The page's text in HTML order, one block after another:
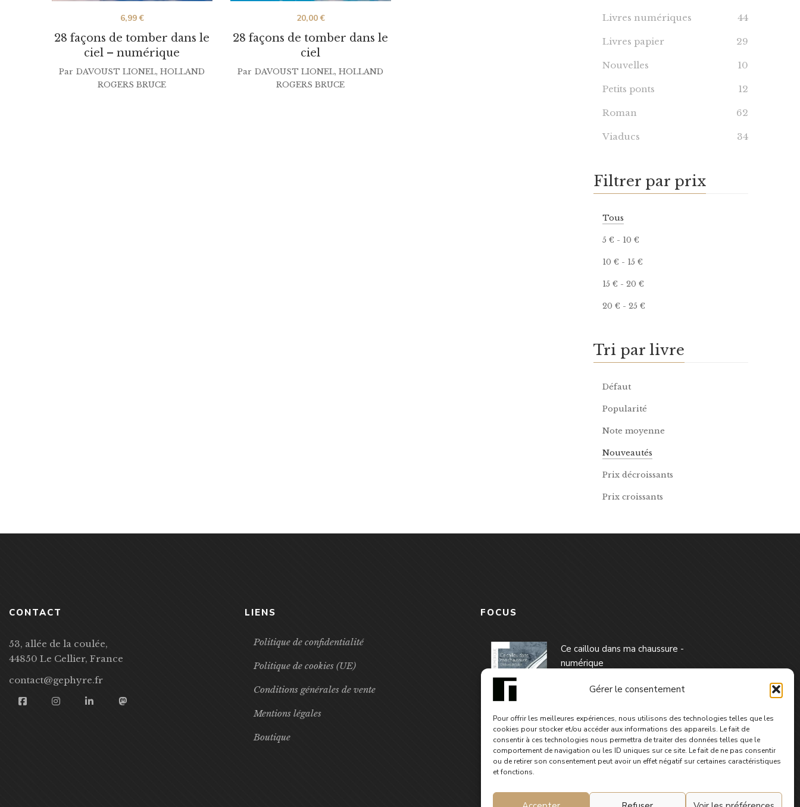
Gérer le consentement
Pour offrir les meilleures expériences, nous utilisons des technologies telles que les
cookies pour stocker et/ou accéder aux informations des appareils. Le fait de
consentir à ces technologies nous permettra de traiter des données telles que le
comportement de navigation ou les ID uniques sur ce site. Le fait de ne pas consentir
ou de retirer son consentement peut avoir un effet négatif sur certaines caractéristiques
et fonctions.
28 façons de tomber dans le
ciel – numérique
6,99€
Par DAVOUST LIONEL,HOLLAND
ROGERS BRUCE
28 façons de tomber dans le
ciel
20,00€
Par DAVOUST LIONEL,HOLLAND
ROGERS BRUCE
Livres numériques 44
Livres papier 29
Nouvelles 10
Petits ponts 12
Roman 62
Viaducs 34
Filtrer par prix
Tous
5 € - 10 €
10 € - 15 €
15 € - 20 €
20 € - 25 €
Tri par livre
Défaut
Popularité
Note moyenne
Nouveautés
Prix décroissants
Prix croissants
CONTACT
53, allée de la coulée,
44850 Le Cellier, France
contact@gephyre.fr
LIENS
Politique de confidentialité
Politique de cookies (UE)
Conditions générales de vente
Mentions légales
Boutique
FOCUS
Ce caillou dans ma chaussure -
numérique